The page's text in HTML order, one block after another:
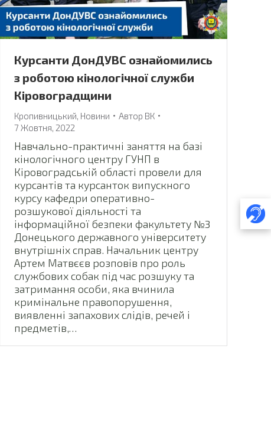
Курсанти ДонДУВС ознайомились
з роботою кінологічної служби
Кіровоградщини
Кропивницький, Новини Автор ВК
7 Жовтня, 2022
Навчально-практичні заняття на базі
кінологічного центру ГУНП в
Кіровоградській області провели для
курсантів та курсанток випускного
курсу кафедри оперативно-
розшукової діяльності та
інформаційної безпеки факультету №3
Донецького державного університету
внутрішніх справ. Начальник центру
Артем Матвєєв розповів про роль
службових собак під час розшуку та
затримання особи, яка вчинила
кримінальне правопорушення,
виявленні запахових слідів, речей і
предметів,…